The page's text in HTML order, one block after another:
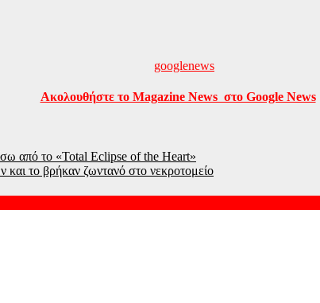
Ακολουθήστε το Magazine News στο Google News
από το «Total Eclipse of the Heart»
το βρήκαν ζωντανό στο νεκροτομείο